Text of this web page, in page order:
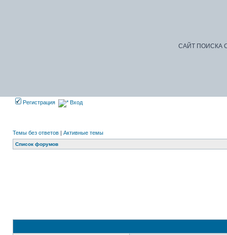
САЙТ ПОИСКА
Регистрация Вход
Темы без ответов | Активные темы
Список форумов